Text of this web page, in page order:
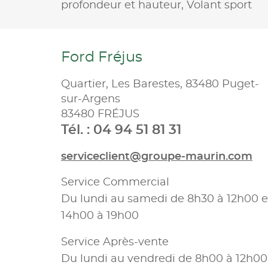
profondeur et hauteur, Volant sport
Ford Fréjus
Quartier, Les Barestes, 83480 Puget-
sur-Argens
83480 FRÉJUS
Tél. : 04 94 51 81 31
serviceclient@groupe-maurin.com
Service Commercial
Du lundi au samedi de 8h30 à 12h00
14h00 à 19h00
Service Après-vente
Du lundi au vendredi de 8h00 à 12h00